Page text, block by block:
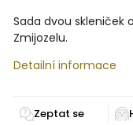
Sada dvou skleniček
Zmijozelu.
Detailní informace
Zeptat se